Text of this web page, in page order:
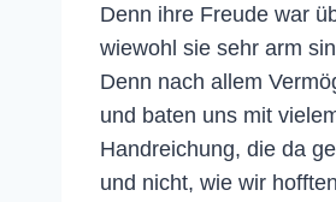
Denn ihre Freude war
wiewohl sie sehr arm
Denn nach allem
und baten uns mit
Handreichung, die da
und nicht, wie wir